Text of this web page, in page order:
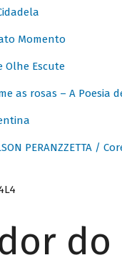
Momento
Olhe Escute
as rosas – A Poesia
PERANZZETTA /